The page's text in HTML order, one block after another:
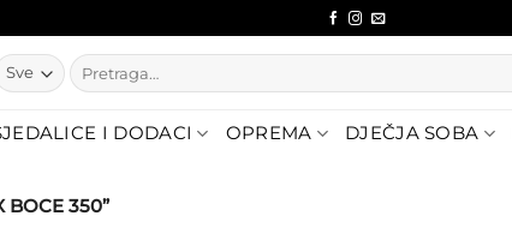
Pretraži:
I DODACI OPREMA DJEČJA SOBA
BOCE 350”